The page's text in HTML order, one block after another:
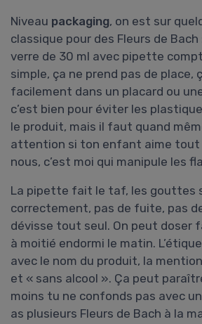
Niveau packaging, on est sur
classique pour des Fleurs de
verre de 30 ml avec pipette
simple, ça ne prend pas de place,
facilement dans un placard ou
c’est bien pour éviter les
le produit, mais il faut quand
attention si ton enfant aime tout
nous, c’est moi qui manipule les
La pipette fait le taf, les gouttes
correctement, pas de fuite, pas
dévisse tout seul. On peut doser
à moitié endormi le matin.
avec le nom du produit, la
et « sans alcool ». Ça peut
moins tu ne confonds pas avec
as plusieurs Fleurs de Bach à la